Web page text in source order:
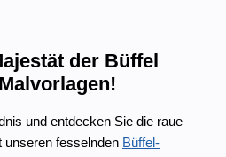
der Büffel
und entdecken Sie die raue
unseren fesselnden Büffel-